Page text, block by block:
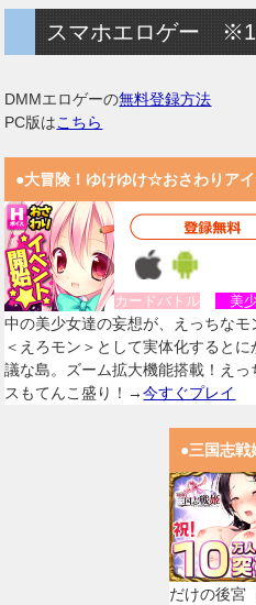
スマホエロゲー
DMMエロゲーの無料登録方法
PC版はこちら
●大冒険！ゆけゆけ☆おさわりア
カードバトル 美
中の美少女達の妄想が、えっちなモ
＜えろモン＞として実体化するとに
議な島。ズーム拡大機能搭載！えっ
スもてんこ盛り！→今すぐプレイ
●三国志戦
だけの後宮